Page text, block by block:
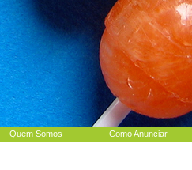
Quem Somos Como Anunciar